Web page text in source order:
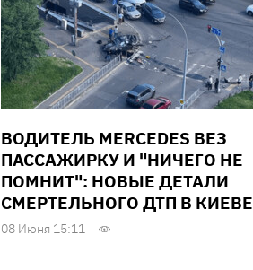
ВОДИТЕЛЬ MERCEDES ВЕЗ
ПАССАЖИРКУ И "НИЧЕГО НЕ
ПОМНИТ": НОВЫЕ ДЕТАЛИ
СМЕРТЕЛЬНОГО ДТП В КИЕВЕ
08 Июня 15:11